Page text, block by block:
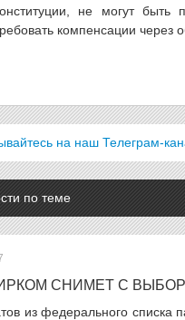
не могут
компенсации через
на наш Телеграм-
по теме
СНИМЕТ С
из федерального